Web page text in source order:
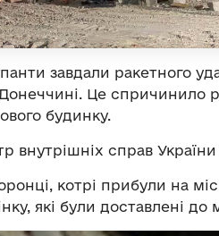
завдали ракетного
Це спричинило
будинку.
внутрішніх справ
котрі прибули на
які були доставлені до